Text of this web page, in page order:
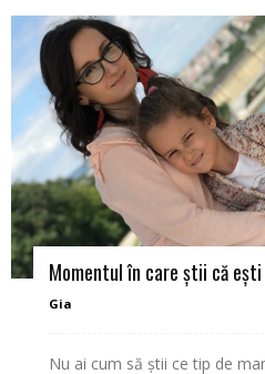
Momentul în care știi că ești
Gia
Nu ai cum să știi ce tip de